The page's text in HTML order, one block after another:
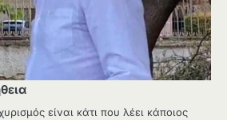
είναι κάτι που λέει κάποιος